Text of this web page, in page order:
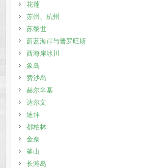
花莲
苏州、杭州
苏黎世
蔚蓝海岸与普罗旺斯
西海岸冰川
象岛
费沙岛
赫尔辛基
达尔文
迪拜
都柏林
金奈
釜山
长滩岛